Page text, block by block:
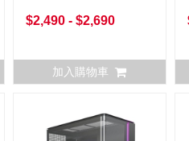
$2,490 - $2,690
加入購物車